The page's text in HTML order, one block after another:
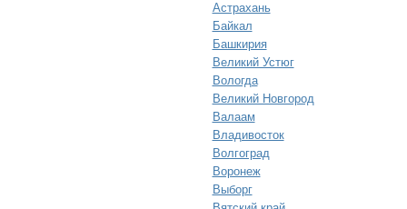
Астрахань
Байкал
Башкирия
Великий Устюг
Вологда
Великий Новгород
Валаам
Владивосток
Волгоград
Воронеж
Выборг